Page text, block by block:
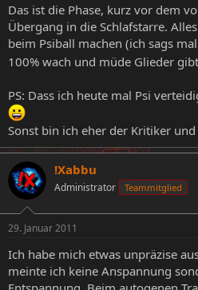
Das ist die Phase, kurz vor dem
Übergang in die Schlafstarre.
beim Psiball machen (ich sags
100% wach und müde Glieder
PS: Dass ich heute mal Psi
Sonst bin ich eher der Kritiker
!Xabbu
Administrator Teammitglied
29. Januar 2011
Ich habe mich etwas unpräzise
meinte ich keine Anspannung